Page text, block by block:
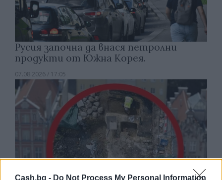
Cash.bg - Do Not Process My Personal Information
Русия започна да внася петролни
продукти от Южна Корея.
07.08.2026 / 17:05